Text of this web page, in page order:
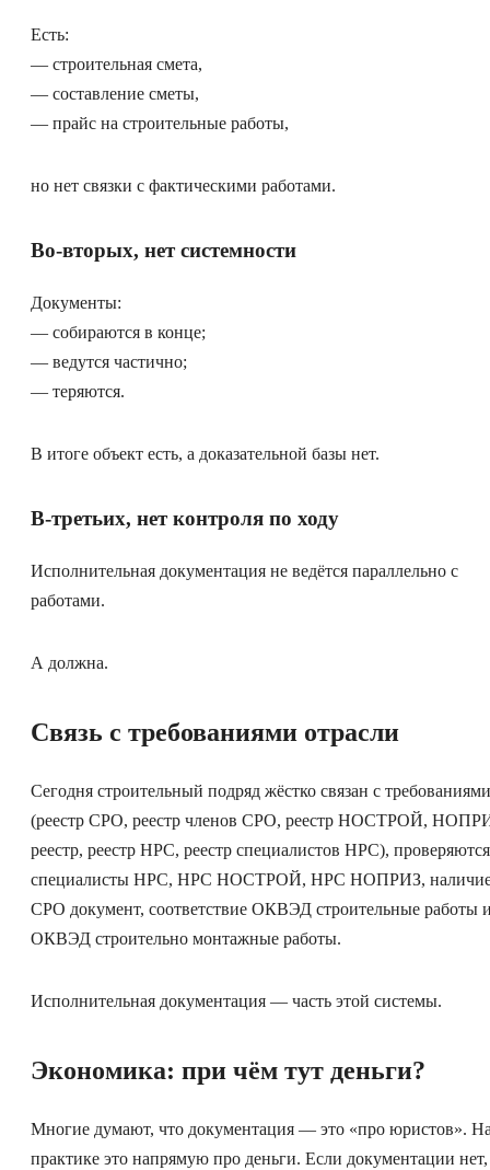
Есть:
— строительная смета,
— составление сметы,
— прайс на строительные работы,
но нет связки с фактическими работами.
Во-вторых, нет системности
Документы:
— собираются в конце;
— ведутся частично;
— теряются.
В итоге объект есть, а доказательной базы нет.
В-третьих, нет контроля по ходу
Исполнительная документация не ведётся параллельно с
работами.
А должна.
Связь с требованиями отрасли
Сегодня строительный подряд жёстко связан с требованиями
(реестр СРО, реестр членов СРО, реестр НОСТРОЙ,
реестр, реестр НРС, реестр специалистов НРС), проверяются
специалисты НРС, НРС НОСТРОЙ, НРС НОПРИЗ,
СРО документ, соответствие ОКВЭД строительные работы
ОКВЭД строительно монтажные работы.
Исполнительная документация — часть этой системы.
Экономика: при чём тут деньги?
Многие думают, что документация — это «про юристов».
практике это напрямую про деньги. Если документации нет,